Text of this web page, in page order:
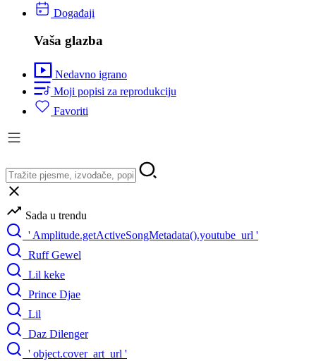
Događaji
Vaša glazba
Nedavno igrano
Moji popisi za reprodukciju
Favoriti
Sada u trendu
' Amplitude.getActiveSongMetadata().youtube_url '
Ruff Gewel
Lil keke
Prince Djae
Lil
Daz Dilenger
' object.cover_art_url '